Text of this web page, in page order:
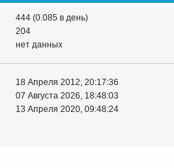
444 (0.085 в день)
204
нет данных
18 Апреля 2012, 20:17:36
07 Августа 2026, 18:48:03
13 Апреля 2020, 09:48:24